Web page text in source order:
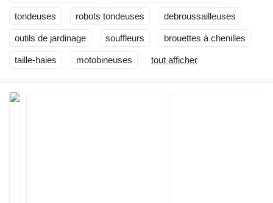
tondeuses robots tondeuses debroussailleuses
outils de jardinage souffleurs brouettes à chenilles
taille-haies motobineuses tout afficher